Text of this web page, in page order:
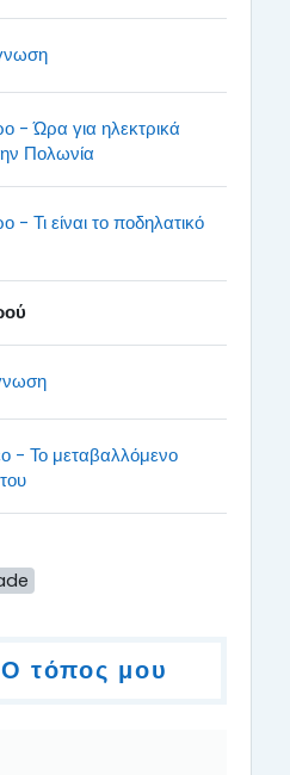
Page
- Ώρα για ηλεκτρικά
ΠολωνίαPage
- Τι είναι το ποδηλατικό
Page
- Το μεταβαλλόμενο
Page
τόπος μου